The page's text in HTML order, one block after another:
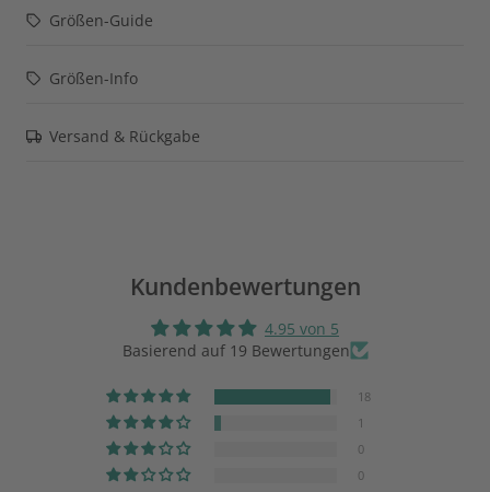
Größen-Guide
Größen-Info
Versand & Rückgabe
Kundenbewertungen
4.95 von 5
Basierend auf 19 Bewertungen
18
1
0
0